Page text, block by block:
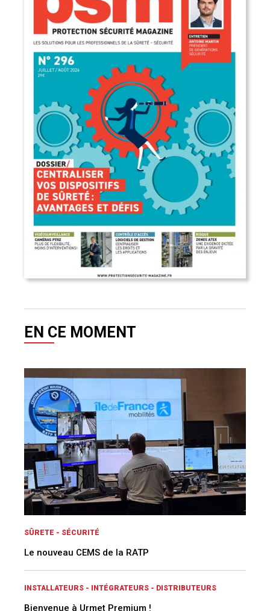
EN CE MOMENT
SÛRETE - SÉCURITÉ
Le nouveau CEMS de la RATP
INSTALLATEURS - INTÉGRATEURS - DISTRIBUTEURS
Bienvenue à Urmet Premium !